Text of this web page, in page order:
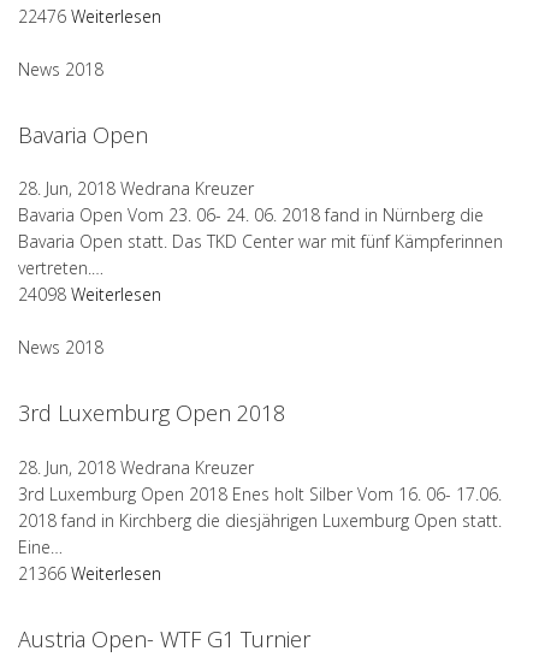
22476 Weiterlesen
News 2018
Bavaria Open
28. Jun, 2018 Wedrana Kreuzer
Bavaria Open Vom 23. 06- 24. 06. 2018 fand in Nürnberg die
Bavaria Open statt. Das TKD Center war mit fünf Kämpferinnen
vertreten.…
24098 Weiterlesen
News 2018
3rd Luxemburg Open 2018
28. Jun, 2018 Wedrana Kreuzer
3rd Luxemburg Open 2018 Enes holt Silber Vom 16. 06- 17.06.
2018 fand in Kirchberg die diesjährigen Luxemburg Open statt.
Eine…
21366 Weiterlesen
Austria Open- WTF G1 Turnier